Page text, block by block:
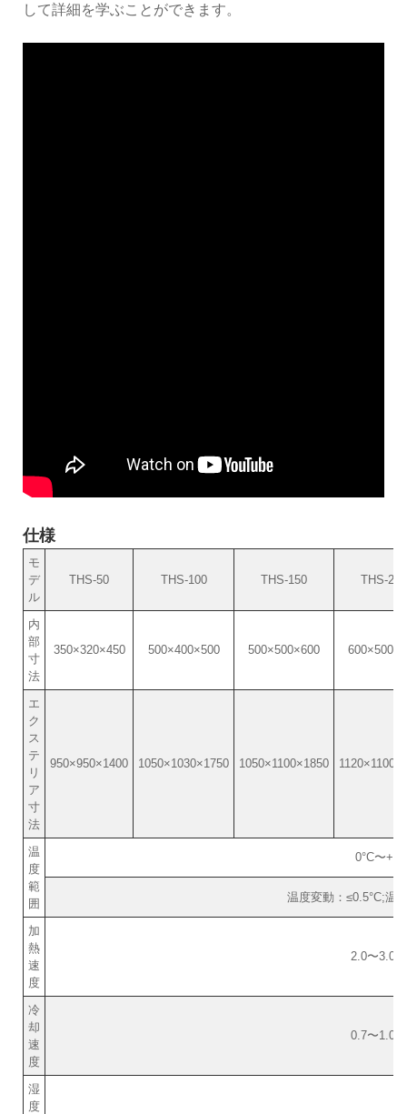
して詳細を学ぶことができます。
仕様
モ
デ
ル
THS-50 THS-100 THS-150 THS-250
内
部
寸
法
350×320×450 500×400×500 500×500×600
エ
ク
ス
テ
リ
ア
寸
法
950×950×1400 1050×1030×1750 1050×1100×1850
温
度
範
囲
0°C〜
温度変動：≤0.5°C;温
加
熱
速
度
2.0〜
冷
却
速
度
0.7〜
湿
度